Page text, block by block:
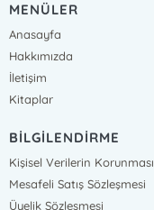
MENÜLER
Anasayfa
Hakkımızda
İletişim
Kitaplar
BİLGİLENDİRME
Kişisel Verilerin Korunması
Mesafeli Satış Sözleşmesi
Üyelik Sözleşmesi